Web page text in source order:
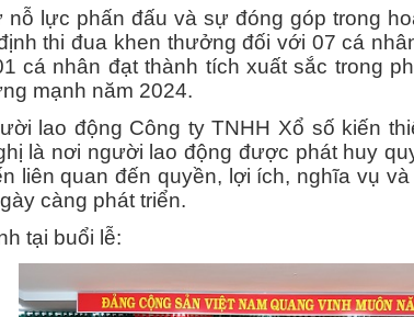
phấn đấu và sự đóng góp trong
thi đua khen thưởng đối với 07 cá
cá nhân đạt thành tích xuất sắc trong
mạnh năm 2024.
động Công ty TNHH Xổ số kiến
là nơi người lao động được phát huy
liên quan đến quyền, lợi ích, nghĩa vụ
càng phát triển.
tại buổi lễ: